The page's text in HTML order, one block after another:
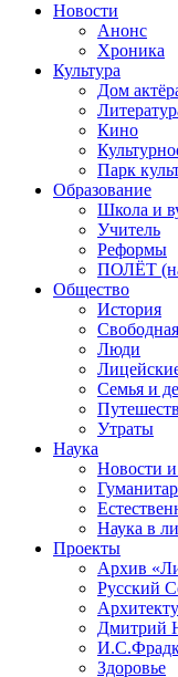
Новости
Анонс
Хроника
Культура
Дом
Кино
Парк
Образование
Школа и
Учитель
Реформы
ПОЛЁТ
Общество
История
Люди
Семья и
Утраты
Наука
Новости
Наука в
Проекты
Архив
Русский
Дмитрий
Здоровье